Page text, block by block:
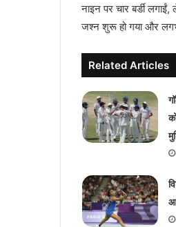
नाइन पर चार बर्डी
जश्न शुरू हो गया और
Related Articles